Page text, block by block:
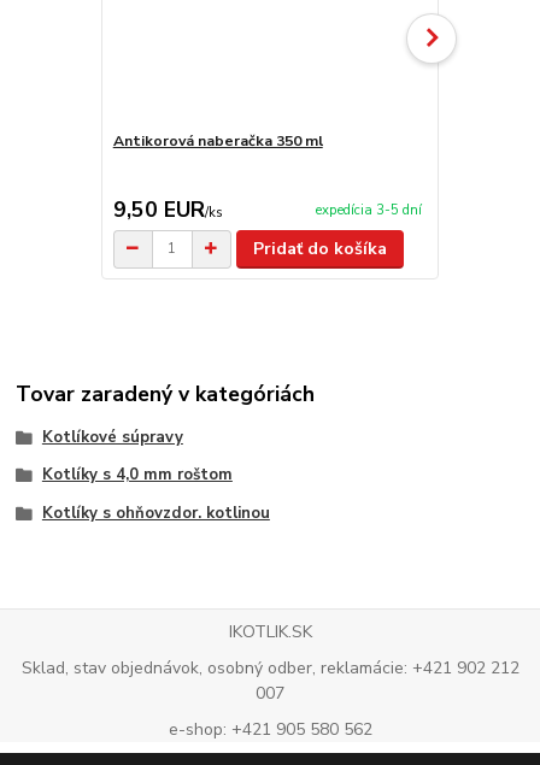
Antikorová naberačka 350 ml
9,50 EUR/ks expedícia 3-5 dní
Pridať do košíka
Tovar zaradený v kategóriách
Kotlíkové súpravy
Kotlíky s 4,0 mm roštom
Kotlíky s ohňovzdor. kotlinou
IKOTLIK.SK
Sklad, stav objednávok, osobný odber, reklamácie: +421 902 212
007
e-shop: +421 905 580 562